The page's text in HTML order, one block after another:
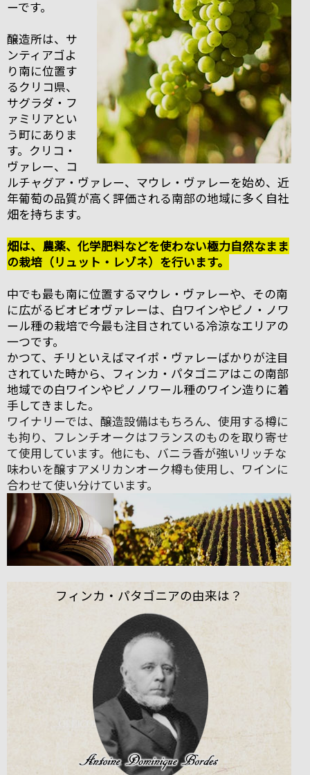
ーです。
醸造所は、サ
ンティアゴよ
り南に位置す
るクリコ県、
サグラダ・フ
ァミリアとい
う町にありま
す。クリコ・
ヴァレー、コ
ルチャグア・ヴァレー、マウレ・ヴァレーを始め、近
年葡萄の品質が高く評価される南部の地域に多く自社
畑を持ちます。
畑は、農薬、化学肥料などを使わない極力自然なまま
の栽培（リュット・レゾネ）を行います。
中でも最も南に位置するマウレ・ヴァレーや、その南
に広がるビオビオヴァレーは、白ワインやピノ・ノワ
ール種の栽培で今最も注目されている冷涼なエリアの
一つです。
かつて、チリといえばマイポ・ヴァレーばかりが注目
されていた時から、フィンカ・パタゴニアはこの南部
地域での白ワインやピノノワール種のワイン造りに着
手してきました。
ワイナリーでは、醸造設備はもちろん、使用する樽に
も拘り、フレンチオークはフランスのものを取り寄せ
て使用しています。他にも、バニラ香が強いリッチな
味わいを醸すアメリカンオーク樽も使用し、ワインに
合わせて使い分けています。
フィンカ・パタゴニアの由来は？